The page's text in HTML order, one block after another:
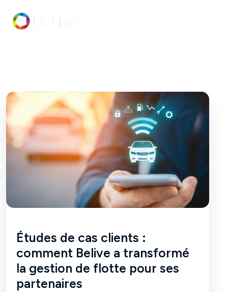
Études de cas clients :
comment Belive a transformé
la gestion de flotte pour ses
partenaires